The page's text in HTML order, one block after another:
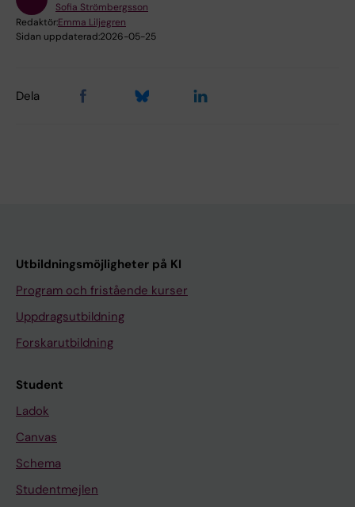
Sofia Strömbergsson
Redaktör:Emma Liljegren
Sidan uppdaterad:2026-05-25
Dela
Utbildningsmöjligheter på KI
Program och fristående kurser
Uppdragsutbildning
Forskarutbildning
Student
Ladok
Canvas
Schema
Studentmejlen